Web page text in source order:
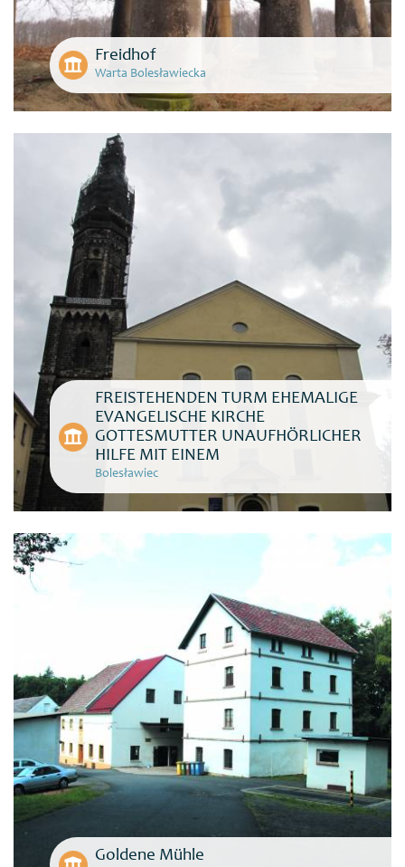
Freidhof
Warta Bolesławiecka
FREISTEHENDEN TURM EHEMALIGE
EVANGELISCHE KIRCHE
GOTTESMUTTER UNAUFHÖRLICHER
HILFE MIT EINEM
Bolesławiec
Goldene Mühle